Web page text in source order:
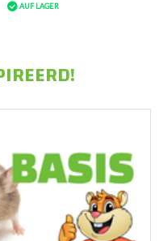
AUF LAGER